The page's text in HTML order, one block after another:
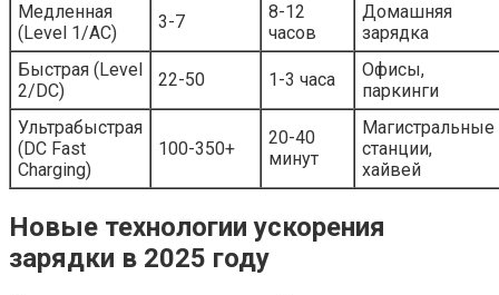
Медленная
(Level 1/AC)
3-7
8-12
часов
Домашняя
зарядка
Быстрая (Level
2/DC)
22-50 1-3 часа
Офисы,
паркинги
Ультрабыстрая
(DC Fast
Charging)
100-350+
20-40
минут
Магистральные
станции,
хайвей
Новые технологии ускорения
зарядки в 2025 году